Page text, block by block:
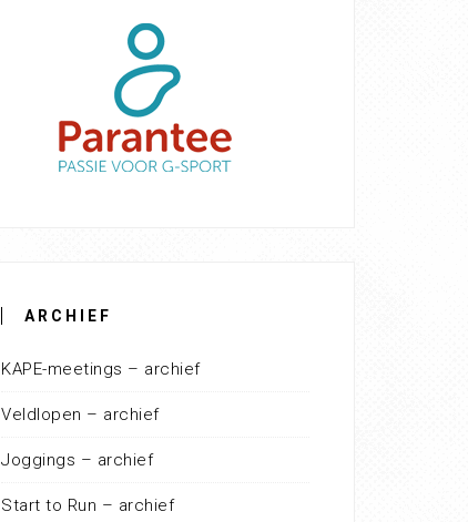
ARCHIEF
KAPE-meetings – archief
Veldlopen – archief
Joggings – archief
Start to Run – archief